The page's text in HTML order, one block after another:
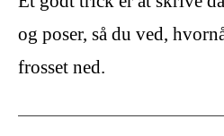
og poser, så du ved,
frosset ned.